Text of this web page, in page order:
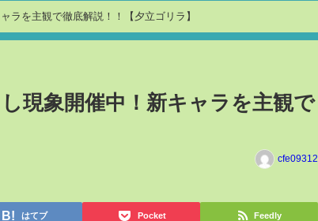
ラを主観で徹底解説！！【夕立ゴリラ】
現象開催中！新キャラを主観で
cfe09312
はてブ Pocket Feedly